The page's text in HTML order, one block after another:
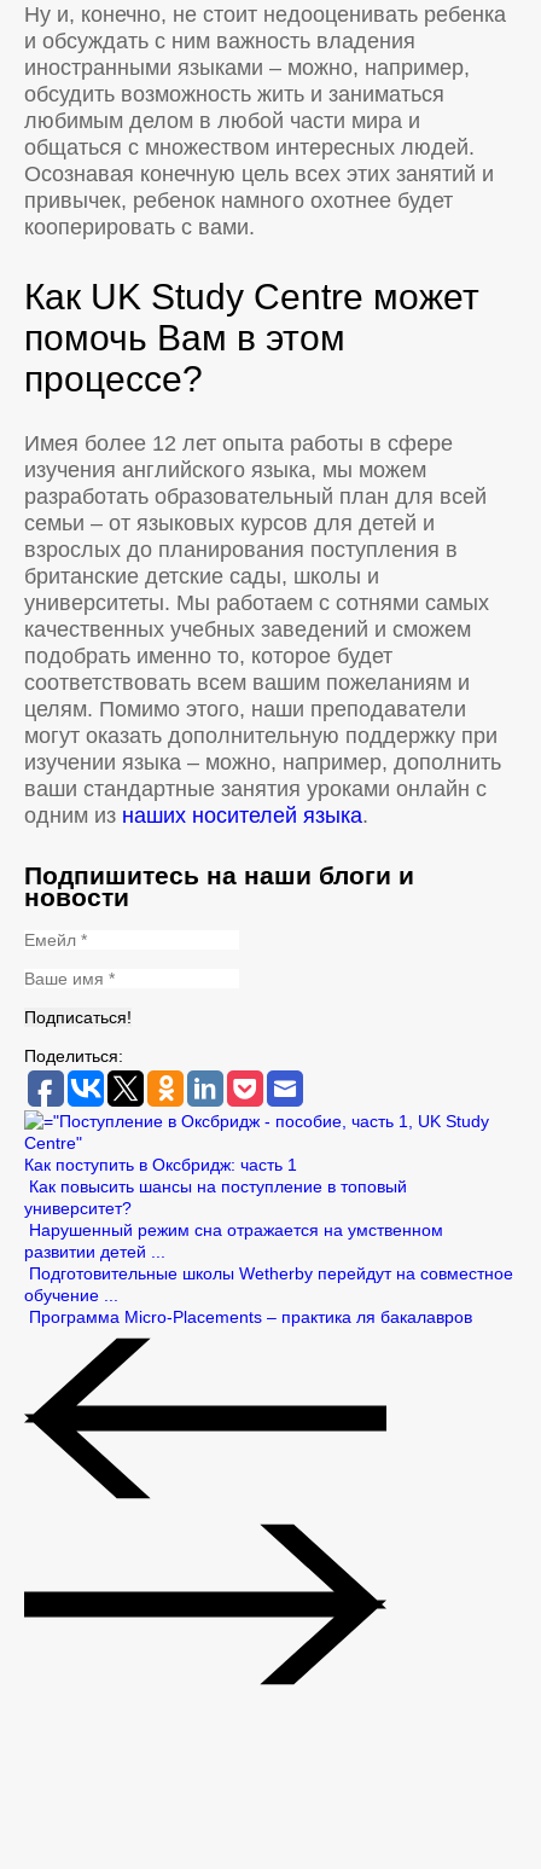
Ну и, конечно, не стоит недооценивать ребенка
и обсуждать с ним важность владения
иностранными языками – можно, например,
обсудить возможность жить и заниматься
любимым делом в любой части мира и
общаться с множеством интересных людей.
Осознавая конечную цель всех этих занятий и
привычек, ребенок намного охотнее будет
кооперировать с вами.
Как UK Study Centre может
помочь Вам в этом
процессе?
Имея более 12 лет опыта работы в сфере
изучения английского языка, мы можем
разработать образовательный план для всей
семьи – от языковых курсов для детей и
взрослых до планирования поступления в
британские детские сады, школы и
университеты. Мы работаем с сотнями самых
качественных учебных заведений и сможем
подобрать именно то, которое будет
соответствовать всем вашим пожеланиям и
целям. Помимо этого, наши преподаватели
могут оказать дополнительную поддержку при
изучении языка – можно, например, дополнить
ваши стандартные занятия уроками онлайн с
одним из наших носителей языка.
Подпишитесь на наши блоги и
новости
Поделиться:
Как поступить в Оксбридж: часть 1
Как повысить шансы на поступление в топовый
университет?
Нарушенный режим сна отражается на умственном
развитии детей ...
Подготовительные школы Wetherby перейдут на совместное
обучение ...
Программа Micro-Placements – практика ля бакалавров